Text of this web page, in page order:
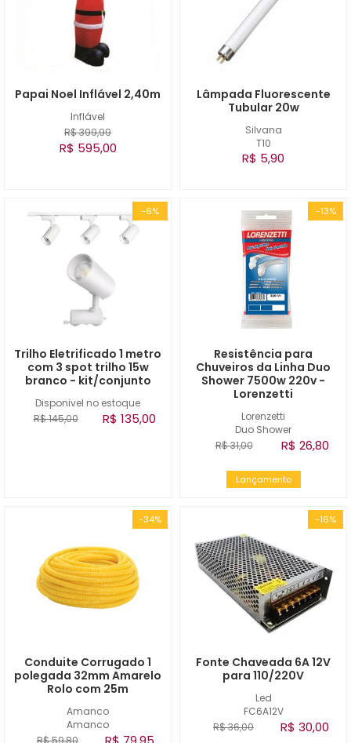
Inflável
Papai Noel Inflável 2,40m
R$ 399,99
R$ 595,00
Silvana
T10
Lâmpada Fluorescente
Tubular 20w
R$ 5,90
-6%
Disponivel no estoque
Trilho Eletrificado 1 metro
com 3 spot trilho 15w
branco - kit/conjunto
R$ 145,00 R$ 135,00
-13%
Lorenzetti
Duo Shower
Resistência para
Chuveiros da Linha Duo
Shower 7500w 220v -
Lorenzetti
R$ 31,00 R$ 26,80
Lançamento
-34%
Amanco
Amanco
Conduite Corrugado 1
polegada 32mm Amarelo
Rolo com 25m
R$ 59,80
-16%
Led
FC6A12V
Fonte Chaveada 6A 12V
para 110/220V
R$ 36,00 R$ 30,00